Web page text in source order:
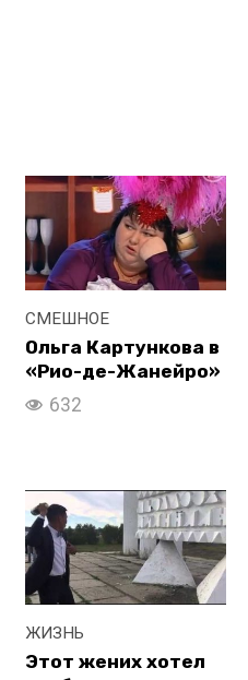
СМЕШНОЕ
Ольга Картункова в
«Рио-де-Жанейро»
632
ЖИЗНЬ
Этот жених хотел